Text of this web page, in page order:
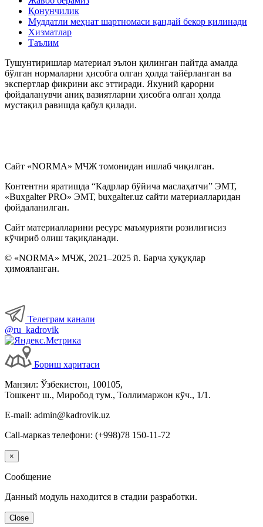
My.mehnat.uz
расмийлаштириш тўғрисидаги вазиятларнинг
маълумотлар базаси
Иш ҳақидан ушлаб қолиш ва ажратмалар
Қалбаки меҳнат дафтарчалари, шунингдек меҳнат
тўғрисидаги вазиятларнинг маълумотлар базаси
Иш ҳақи, компенсация ва бошқа тўловлар
Меҳнат шароитларининг ўзгариши
Иш вақти
Меҳнат шартномасини бекор қилиш
Ходимларнинг ижтимоий таъминоти
Ишга қабул қилиш
Қонунчилик
Муддатли меҳнат шартномаси қандай бекор қилинади
Хизматлар
Таълим
Тушунтиришлар материал эълон қилинган пайтда амалда
бўлган нормаларни ҳисобга олган ҳолда тайёрланган ва
экспертлар фикрини акс эттиради. Якуний қарорни
фойдаланувчи аниқ вазиятларни ҳисобга олган ҳолда
мустақил равишда қабул қилади.
Сайт «NORMA» МЧЖ томонидан ишлаб чиқилган.
Контентни яратишда “Кадрлар бўйича маслаҳатчи” ЭМТ,
«Buxgalter PRO» ЭМТ, buxgalter.uz сайти материалларидан
фойдаланилган.
Сайт материалларини ресурс маъмурияти розилигисиз
кўчириб олиш тақиқланади.
© «NORMA» МЧЖ, 2021–2025 й. Барча ҳуқуқлар
ҳимояланган.
Телеграм канали
@ru_kadrovik
Бориш харитаси
Манзил: Ўзбекистон, 100105,
Тошкент ш., Миробод тум., Толлимаржон кўч., 1/1.
E-mail: admin@kadrovik.uz
Call-марказ телефони: (+998)78 150-11-72
×
Сообщение
Данный модуль находится в стадии разработки.
Close